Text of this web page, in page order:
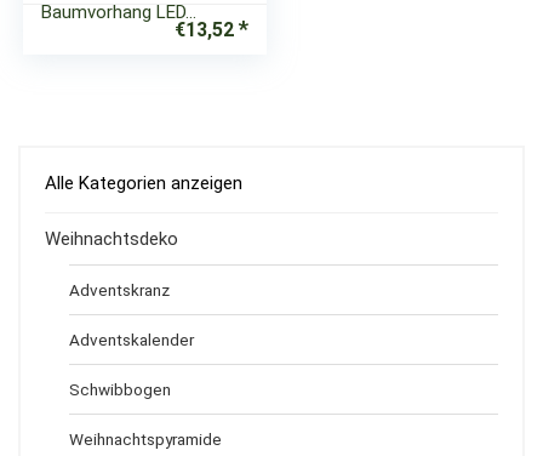
Baumvorhang LED…
€13,52
Alle Kategorien anzeigen
Weihnachtsdeko
Adventskranz
Adventskalender
Schwibbogen
Weihnachtspyramide